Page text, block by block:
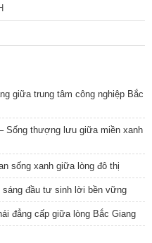
giữa trung tâm công nghiệp Bắc
Sống thượng lưu giữa miền xanh
sống xanh giữa lòng đô thị
sáng đầu tư sinh lời bền vững
đẳng cấp giữa lòng Bắc Giang